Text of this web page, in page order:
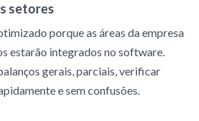
setores
porque as áreas da empresa
estarão integrados no software.
gerais, parciais, verificar
e sem confusões.